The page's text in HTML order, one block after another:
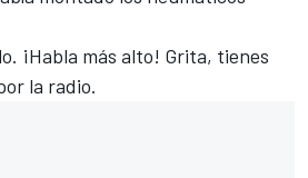
¡Habla más alto! Grita, tienes
la radio.